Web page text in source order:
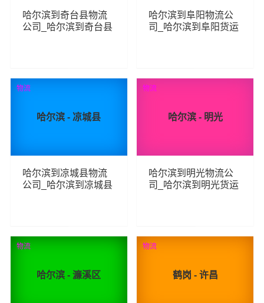
哈尔滨到奇台县物流
公司_哈尔滨到奇台县
195 查看详细
哈尔滨到阜阳物流公
司_哈尔滨到阜阳货运
302 查看详细
哈尔滨 - 凉城县
哈尔滨到凉城县物流
公司_哈尔滨到凉城县
155 查看详细
物流
哈尔滨 - 明光
哈尔滨到明光物流公
司_哈尔滨到明光货运
271 查看详细
物流
哈尔滨 - 濂溪区
物流
鹤岗 - 许昌
物流